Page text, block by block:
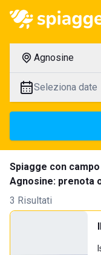
Agnosine
Seleziona date
Spiagge con
Agnosine: prenota
3 Risultati